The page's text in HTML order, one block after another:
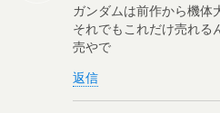
ガンダムは前作から機体
それでもこれだけ売れる
売やで
返信